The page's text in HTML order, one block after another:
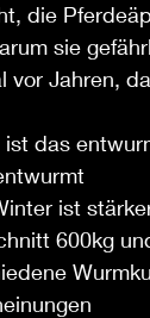
die
sie
vor Jahren,
das
ist
600kg